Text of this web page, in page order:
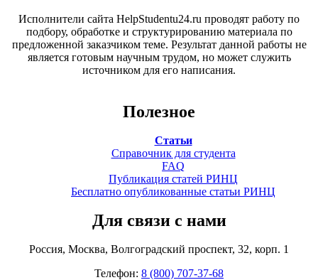
Исполнители сайта HelpStudentu24.ru проводят работу по
подбору, обработке и структурированию материала по
предложенной заказчиком теме. Результат данной работы не
является готовым научным трудом, но может служить
источником для его написания.
Полезное
Статьи
Справочник для студента
FAQ
Публикация статей РИНЦ
Бесплатно опубликованные статьи РИНЦ
Для связи с нами
Россия, Москва, Волгоградский проспект, 32, корп. 1
Телефон: 8 (800) 707-37-68